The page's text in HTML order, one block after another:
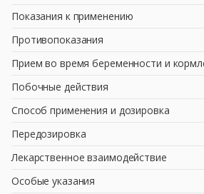
Показания к применению
Противопоказания
Прием во время беременности и
Побочные действия
Способ применения и дозировка
Передозировка
Лекарственное взаимодействие
Особые указания